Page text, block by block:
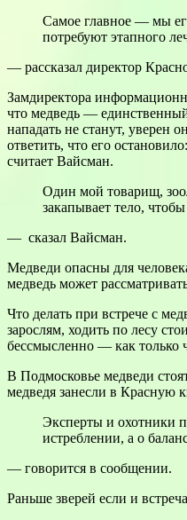
Самое главное — мы
потребуют этапного
— рассказал директор
Замдиректора
что медведь —
нападать не станут, уверен
ответить, что его
считает Вайсман.
Один мой товарищ,
закапывает тело,
— сказал Вайсман.
Медведи опасны для
медведь может
Что делать при встрече с
зарослям, ходить по лесу
бессмысленно — как только
В Подмосковье медведи
медведя занесли в Красную
Эксперты и охотники
истреблении, а о
— говорится в сообщении.
Раньше зверей если и